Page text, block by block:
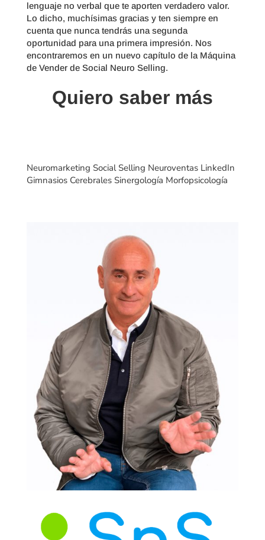
lenguaje no verbal que te aporten verdadero valor.
Lo dicho, muchísimas gracias y ten siempre en
cuenta que nunca tendrás una segunda
oportunidad para una primera impresión. Nos
encontraremos en un nuevo capítulo de la Máquina
de Vender de Social Neuro Selling.
Quiero saber más
Neuromarketing Social Selling Neuroventas LinkedIn
Gimnasios Cerebrales Sinergología Morfopsicología